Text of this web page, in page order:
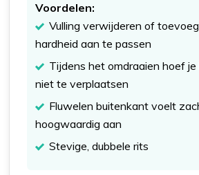
Voordelen:
Vulling verwijderen of
hardheid aan te passen
Tijdens het omdraaien hoef
niet te verplaatsen
Fluwelen buitenkant voelt
hoogwaardig aan
Stevige, dubbele rits